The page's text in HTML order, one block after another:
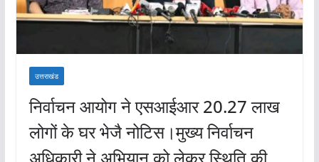
उत्तराखंड
निर्वाचन आयोग ने एसआईआर 20.27 लाख
लोगों के घर भेजै नोटिस।मुख्य निर्वाचन